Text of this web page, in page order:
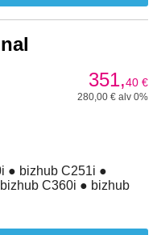
351,40 €
280,00 € alv 0%
● bizhub C251i ●
C360i ● bizhub